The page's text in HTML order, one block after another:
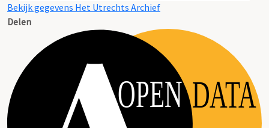
Bekijk gegevens Het Utrechts Archief
Delen
OPEN DATA